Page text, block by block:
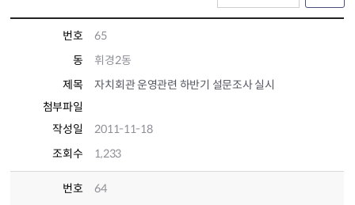
번호
65
동
휘경2동
제목
자치회관 운영관련 하반기 설문조사 실시
첨부파일
작성일
2011-11-18
조회수
1,233
번호
64